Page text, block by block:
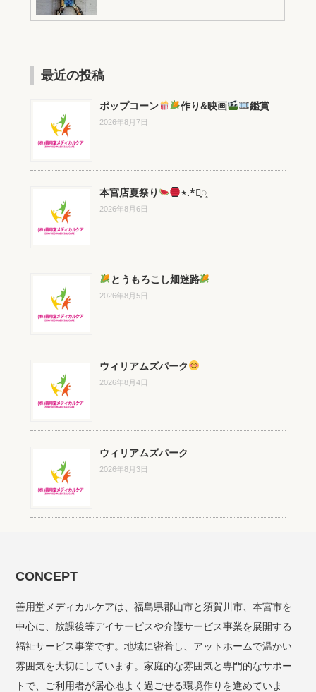
最近の投稿
ポップコーン 作り&映画 鑑賞
2026年8月7日
本宮店夏祭り ⋆.*⃝̥◌̥
2026年8月6日
とうもろこし畑迷路
2026年8月5日
ウィリアムズパーク
2026年8月4日
ウィリアムズパーク
2026年8月3日
CONCEPT
善用堂メディカルケアは、福島県郡山市と須賀川市、本宮市を
中心に、放課後等デイサービスや介護サービス事業を展開する
福祉サービス事業です。地域に密着し、アットホームで温かい
雰囲気を大切にしています。家庭的な雰囲気と専門的なサポー
トで、ご利用者が居心地よく過ごせる環境作りを進めていま